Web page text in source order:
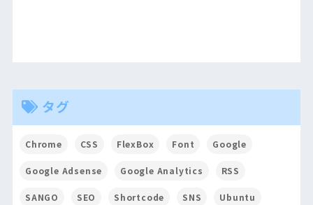
タグ
Chrome CSS FlexBox Font Google
Google Adsense Google Analytics RSS
SANGO SEO Shortcode SNS Ubuntu